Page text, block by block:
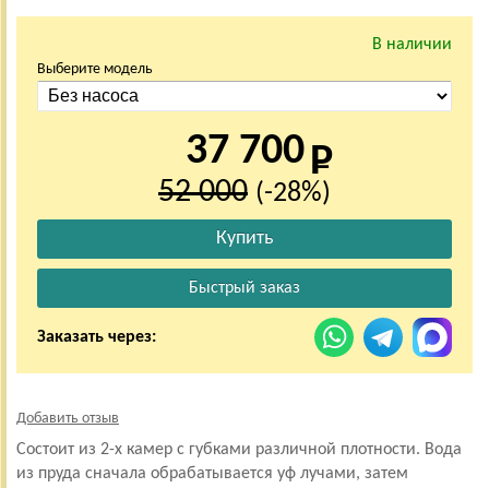
В наличии
Выберите модель
37 700
52 000 (-28%)
Заказать через:
Добавить отзыв
Состоит из 2-х камер с губками различной плотности. Вода
из пруда сначала обрабатывается уф лучами, затем